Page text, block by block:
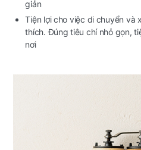
giản
Tiện lợi cho việc di chuyển và
thích. Đúng tiêu chí nhỏ gọn,
nơi